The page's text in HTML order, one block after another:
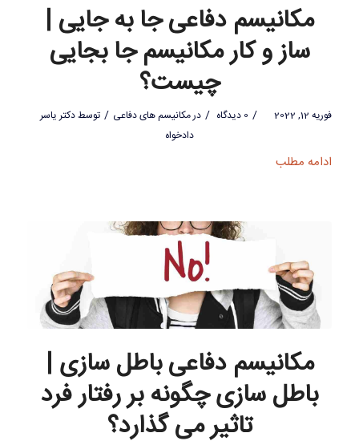
مکانیسم دفاعی جا به جایی |
ساز و کار مکانیسم جا بجایی
چیست؟
فوریه 12, 2022 / 0 دیدگاه / درمکانیسم های دفاعی / توسطدکتر یاسر
دادخواه
ادامه مطلب
مکانیسم دفاعی باطل سازی |
باطل سازی چگونه بر رفتار فرد
تاثیر می گذارد؟